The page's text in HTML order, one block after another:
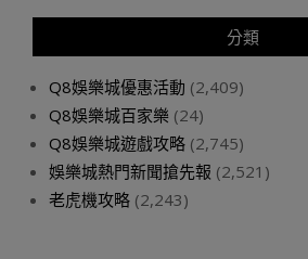
分類
Q8娛樂城優惠活動 (2,409)
Q8娛樂城百家樂 (24)
Q8娛樂城遊戲攻略 (2,745)
娛樂城熱門新聞搶先報 (2,521)
老虎機攻略 (2,243)